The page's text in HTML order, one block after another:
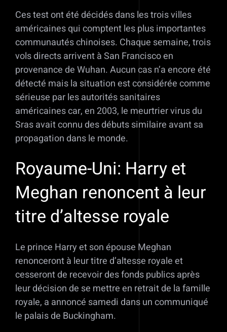
Ces test ont été décidés dans les trois villes
américaines qui comptent les plus importantes
communautés chinoises. Chaque semaine, trois
vols directs arrivent à San Francisco en
provenance de Wuhan. Aucun cas n’a encore été
détecté mais la situation est considérée comme
sérieuse par les autorités sanitaires
américaines car, en 2003, le meurtrier virus du
Sras avait connu des débuts similaire avant sa
propagation dans le monde.
Royaume-Uni: Harry et
Meghan renoncent à leur
titre d’altesse royale
Le prince Harry et son épouse Meghan
renonceront à leur titre d’altesse royale et
cesseront de recevoir des fonds publics après
leur décision de se mettre en retrait de la famille
royale, a annoncé samedi dans un communiqué
le palais de Buckingham.